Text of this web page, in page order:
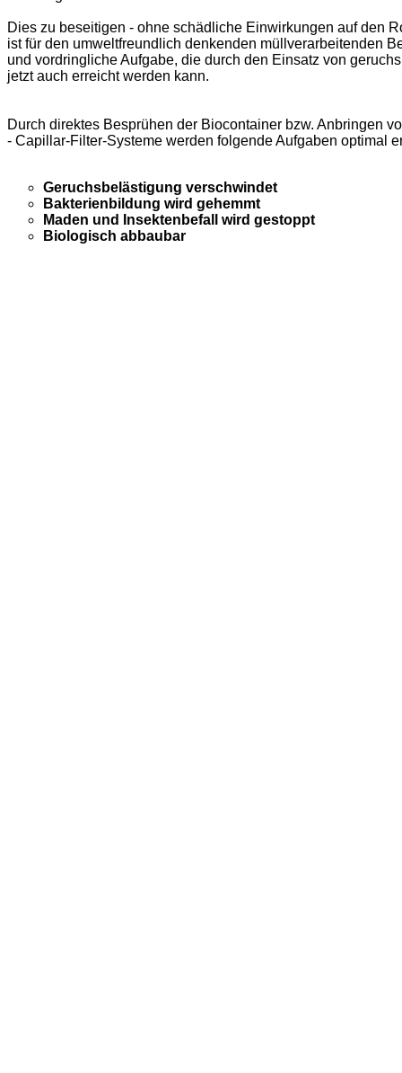
Dies zu beseitigen - ohne schädliche Einwirkungen auf den
ist für den umweltfreundlich denkenden müllverarbeitenden
und vordringliche Aufgabe, die durch den Einsatz von
jetzt auch erreicht werden kann.
Durch direktes Besprühen der Biocontainer bzw. Anbringen
- Capillar-Filter-Systeme werden folgende Aufgaben optimal
Geruchsbelästigung verschwindet
Bakterienbildung wird gehemmt
Maden und Insektenbefall wird gestoppt
Biologisch abbaubar